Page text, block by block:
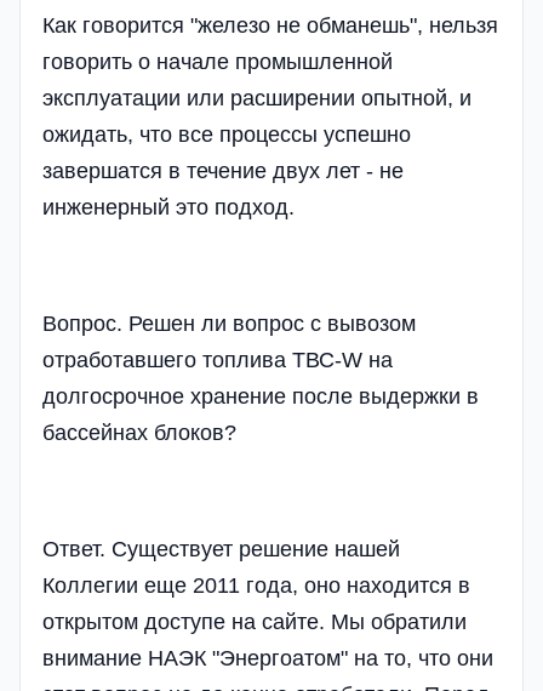
Как говорится "железо не обманешь", нельзя
говорить о начале промышленной
эксплуатации или расширении опытной, и
ожидать, что все процессы успешно
завершатся в течение двух лет - не
инженерный это подход.
Вопрос. Решен ли вопрос с вывозом
отработавшего топлива ТВС-W на
долгосрочное хранение после выдержки в
бассейнах блоков?
Ответ. Существует решение нашей
Коллегии еще 2011 года, оно находится в
открытом доступе на сайте. Мы обратили
внимание НАЭК "Энергоатом" на то, что они